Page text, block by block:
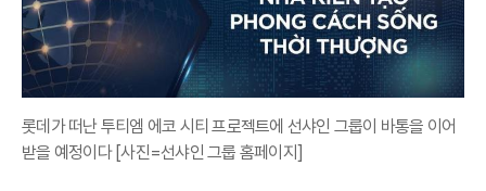
롯데가 떠난 투티엠 에코 시티 프로젝트에 선샤인 그룹이 바통을 이어
받을 예정이다 [사진=선샤인 그룹 홈페이지]